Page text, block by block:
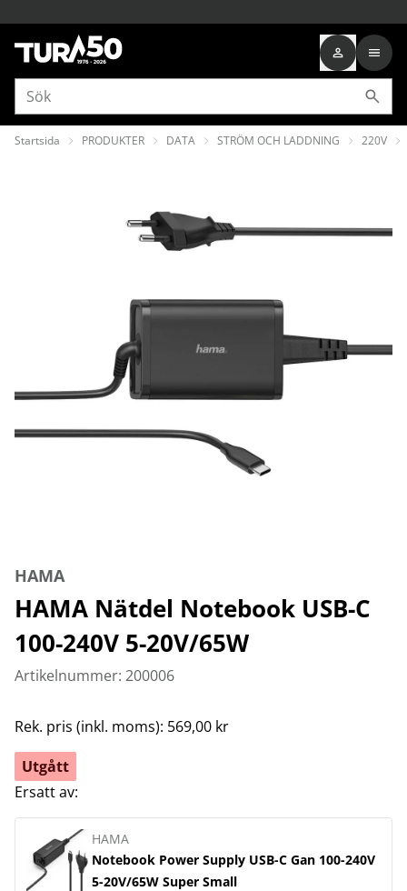
Startsida PRODUKTER DATA STRÖM OCH LADDNING 220V
HAMA
HAMA Nätdel Notebook USB-C
100-240V 5-20V/65W
Artikelnummer: 200006
Rek. pris (inkl. moms): 569,00 kr
Utgått
Ersatt av:
HAMA
Notebook Power Supply USB-C Gan 100-240V
5-20V/65W Super Small